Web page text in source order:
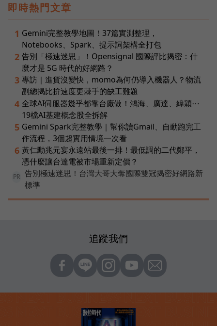
即時熱門文章
1 Gemini完整教學地圖！37篇實測整理，
Notebooks、Spark、提示詞架構全打包
2 告別「極速迷思」！Opensignal 國際評比揭密：什
麼才是 5G 時代的好網路？
3 專訪｜進貨沒變快，momo為何仍導入機器人？物流
副總揭比拚速度更棘手的缺工難題
4 全球AI伺服器幾乎都靠台廠做！鴻海、廣達、緯穎⋯
19檔AI基建概念股全拆解
5 Gemini Spark完整教學｜幫你讀Gmail、自動跑完工
作流程，3個超實用情境一次看
6 黃仁勳兆元宴永遠站最後一排！最低調的二代鄭平，
憑什麼讓台達電被市場重新定價？
PR
告別極速迷思！台灣大哥大奪國際雙冠揭密好網路新
標準
追蹤我們